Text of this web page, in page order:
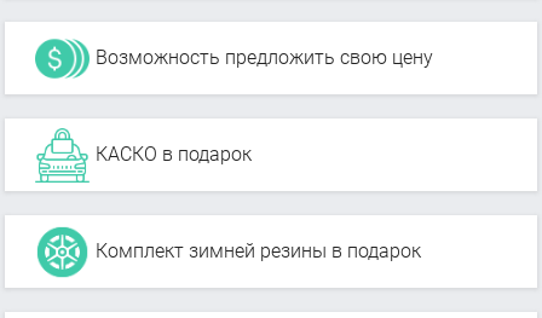
Возможность предложить свою цену
КАСКО в подарок
Комплект зимней резины в подарок